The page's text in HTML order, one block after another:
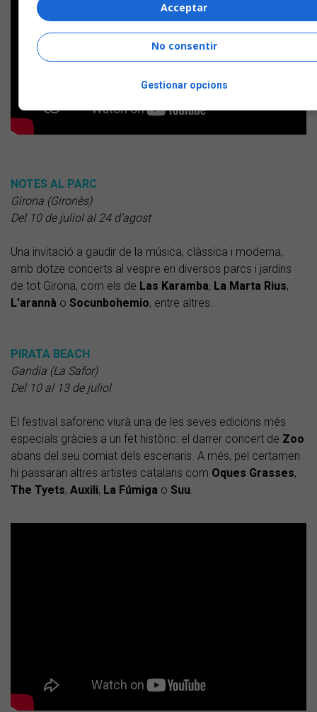
NOTES AL PARC
Girona (Gironès)
Del 10 de juliol al 24 d’agost
Una invitació a gaudir de la música, clàssica i moderna,
amb dotze concerts al vespre en diversos parcs i jardins
de tot Girona, com els de Las Karamba, La Marta Rius,
L'arannà o Socunbohemio, entre altres.
PIRATA BEACH
Gandia (La Safor)
Del 10 al 13 de juliol
El festival saforenc viurà una de les seves edicions més
especials gràcies a un fet històric: el darrer concert de Zoo
abans del seu comiat dels escenaris. A més, pel certamen
hi passaran altres artistes catalans com Oques Grasses,
The Tyets, Auxili, La Fúmiga o Suu.
Acceptar
No consentir
Gestionar opcions